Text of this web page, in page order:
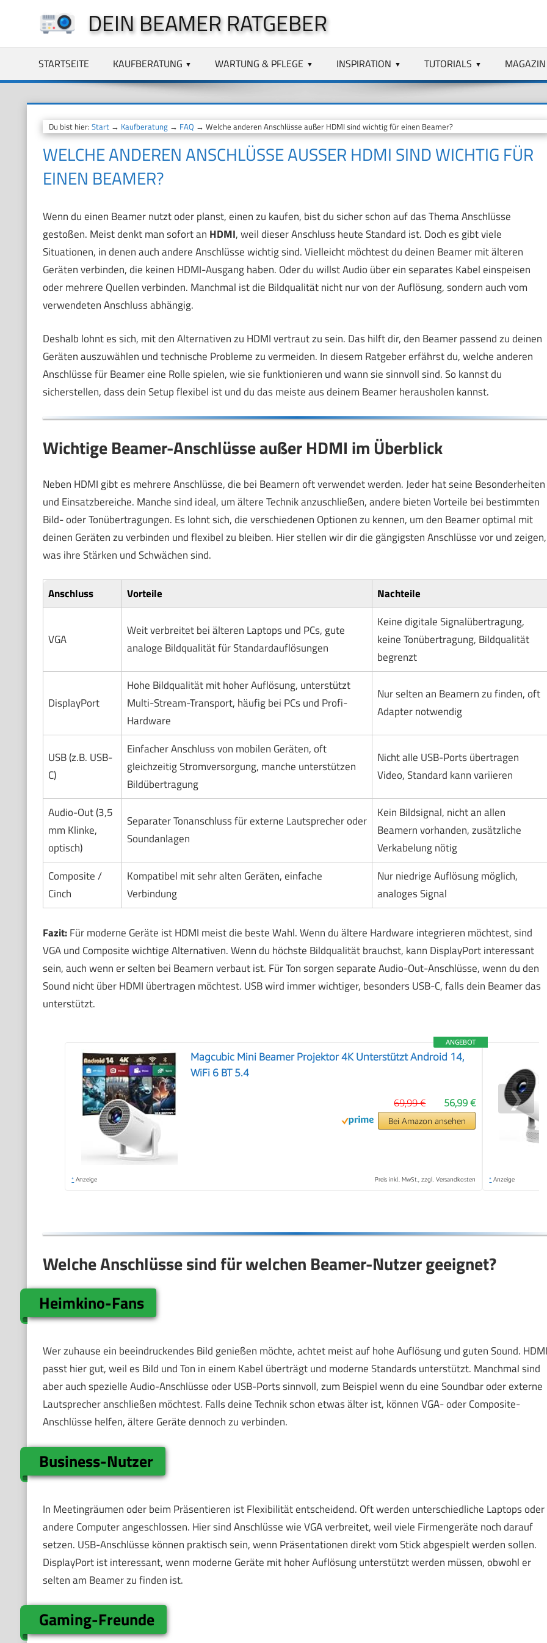
springen
DEIN BEAMER RATGEBER
STARTSEITE KAUFBERATUNG WARTUNG & PFLEGE INSPIRATION TUTORIALS MAGAZIN
Du bist hier: Start→ Kaufberatung→ FAQ → Welche anderen Anschlüsse außer HDMI sind wichtig für einen Beamer?
WELCHE ANDEREN ANSCHLÜSSE AUSSER HDMI SIND WICHTIG FÜR E
INEN BEAMER?
Wenn du einen Beamer nutzt oder planst, einen zu kaufen, bist du sicher schon auf das Thema Anschlüsse
gestoßen. Meist denkt man sofort an HDMI, weil dieser Anschluss heute Standard ist. Doch es gibt viele
Situationen, in denen auch andere Anschlüsse wichtig sind. Vielleicht möchtest du deinen Beamer mit älteren
Geräten verbinden, die keinen HDMI-Ausgang haben. Oder du willst Audio über ein separates Kabel einspeisen
oder mehrere Quellen verbinden. Manchmal ist die Bildqualität nicht nur von der Auflösung, sondern auch vom
verwendeten Anschluss abhängig.
Deshalb lohnt es sich, mit den Alternativen zu HDMI vertraut zu sein. Das hilft dir, den Beamer passend zu deinen
Geräten auszuwählen und technische Probleme zu vermeiden. In diesem Ratgeber erfährst du, welche anderen
Anschlüsse für Beamer eine Rolle spielen, wie sie funktionieren und wann sie sinnvoll sind. So kannst du
sicherstellen, dass dein Setup flexibel ist und du das meiste aus deinem Beamer herausholen kannst.
Wichtige Beamer-Anschlüsse außer HDMI im Überblick
Neben HDMI gibt es mehrere Anschlüsse, die bei Beamern oft verwendet werden. Jeder hat seine Besonderheiten
und Einsatzbereiche. Manche sind ideal, um ältere Technik anzuschließen, andere bieten Vorteile bei bestimmten
Bild- oder Tonübertragungen. Es lohnt sich, die verschiedenen Optionen zu kennen, um den Beamer optimal mit
deinen Geräten zu verbinden und flexibel zu bleiben. Hier stellen wir dir die gängigsten Anschlüsse vor und zeigen,
was ihre Stärken und Schwächen sind.
Anschluss Vorteile Nachteile
VGA
Weit verbreitet bei älteren Laptops und PCs, gute
analoge Bildqualität für Standardauflösungen
Keine digitale Signalübertragung,
keine Tonübertragung, Bildqualität
begrenzt
DisplayPort
Hohe Bildqualität mit hoher Auflösung, unterstützt
Multi-Stream-Transport, häufig bei PCs und Profi-
Hardware
Nur selten an Beamern zu finden, oft
Adapter notwendig
USB (z.B. USB-
C)
Einfacher Anschluss von mobilen Geräten, oft
gleichzeitig Stromversorgung, manche unterstützen
Bildübertragung
Nicht alle USB-Ports übertragen
Video, Standard kann variieren
Audio-Out (3,5
mm Klinke,
optisch)
Separater Tonanschluss für externe Lautsprecher oder
Soundanlagen
Kein Bildsignal, nicht an allen
Beamern vorhanden, zusätzliche
Verkabelung nötig
Composite /
Cinch
Kompatibel mit sehr alten Geräten, einfache
Verbindung
Nur niedrige Auflösung möglich,
analoges Signal
Fazit:Für moderne Geräte ist HDMI meist die beste Wahl. Wenn du ältere Hardware integrieren möchtest, sind
VGA und Composite wichtige Alternativen. Wenn du höchste Bildqualität brauchst, kann DisplayPort interessant
sein, auch wenn er selten bei Beamern verbaut ist. Für Ton sorgen separate Audio-Out-Anschlüsse, wenn du den
Sound nicht über HDMI übertragen möchtest. USB wird immer wichtiger, besonders USB-C, falls dein Beamer das
unterstützt.
ANGEBOT
Magcubic Mini Beamer Projektor 4K Unterstützt Android 14,
WiFi 6 BT 5.4
56,99 €
69,99 €
Bei Amazon ansehen
* Anzeige Preis inkl. MwSt., zzgl. Versandkosten * Anzeige
❯
Welche Anschlüsse sind für welchen Beamer-Nutzer geeignet?
Heimkino-Fans
Wer zuhause ein beeindruckendes Bild genießen möchte, achtet meist auf hohe Auflösung und guten Sound. HDMI
passt hier gut, weil es Bild und Ton in einem Kabel überträgt und moderne Standards unterstützt. Manchmal sind
aber auch spezielle Audio-Anschlüsse oder USB-Ports sinnvoll, zum Beispiel wenn du eine Soundbar oder externe
Lautsprecher anschließen möchtest. Falls deine Technik schon etwas älter ist, können VGA- oder Composite-
Anschlüsse helfen, ältere Geräte dennoch zu verbinden.
Business-Nutzer
In Meetingräumen oder beim Präsentieren ist Flexibilität entscheidend. Oft werden unterschiedliche Laptops oder
andere Computer angeschlossen. Hier sind Anschlüsse wie VGA verbreitet, weil viele Firmengeräte noch darauf
setzen. USB-Anschlüsse können praktisch sein, wenn Präsentationen direkt vom Stick abgespielt werden sollen.
DisplayPort ist interessant, wenn moderne Geräte mit hoher Auflösung unterstützt werden müssen, obwohl er
selten am Beamer zu finden ist.
Gaming-Freunde